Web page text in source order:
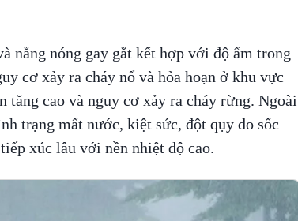
nắng nóng gay gắt kết hợp với độ ẩm trong
cơ xảy ra cháy nổ và hỏa hoạn ở khu vực
tăng cao và nguy cơ xảy ra cháy rừng. Ngoài
trạng mất nước, kiệt sức, đột qụy do sốc
xúc lâu với nền nhiệt độ cao.